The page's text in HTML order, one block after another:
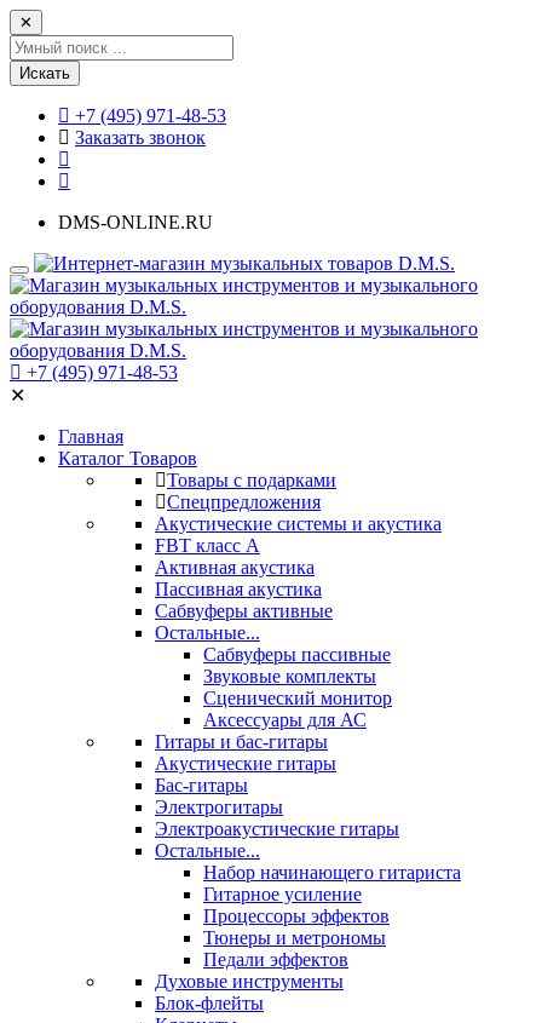
✕
Искать
+7 (495) 971-48-53
Заказать звонок
DMS-ONLINE.RU
+7 (495) 971-48-53
✕
Главная
Каталог Товаров
Товары с подарками
Спецпредложения
Акустические системы и акустика
FBT класс А
Активная акустика
Пассивная акустика
Сабвуферы активные
Остальные...
Сабвуферы пассивные
Звуковые комплекты
Сценический монитор
Аксессуары для АС
Гитары и бас-гитары
Акустические гитары
Бас-гитары
Электрогитары
Электроакустические гитары
Остальные...
Набор начинающего гитариста
Гитарное усиление
Процессоры эффектов
Тюнеры и метрономы
Педали эффектов
Духовые инструменты
Блок-флейты